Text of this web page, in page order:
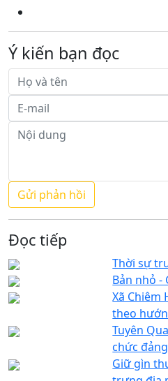
Ý kiến bạn đọc
Đọc tiếp
Thời sự
Bản nhỏ -
Xã
theo
Tuyên
chức
Giữ gìn